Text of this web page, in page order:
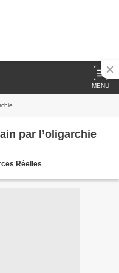
MENU
par l’oligarchie
Réelles